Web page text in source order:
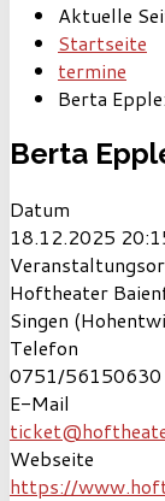
Aktuelle
Startseite
termine
Berta
Berta
Datum
18.12.2025
Hoftheater
Singen
Telefon
0751/56150630
E-Mail
Webseite
https://